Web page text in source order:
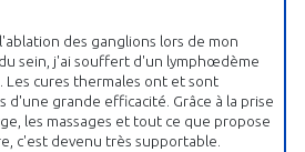
des ganglions lors de mon
sein, j'ai souffert d'un lymphœdème
Les cures thermales ont et sont
d'une grande efficacité. Grâce à la prise
les massages et tout ce que propose
c'est devenu très supportable.